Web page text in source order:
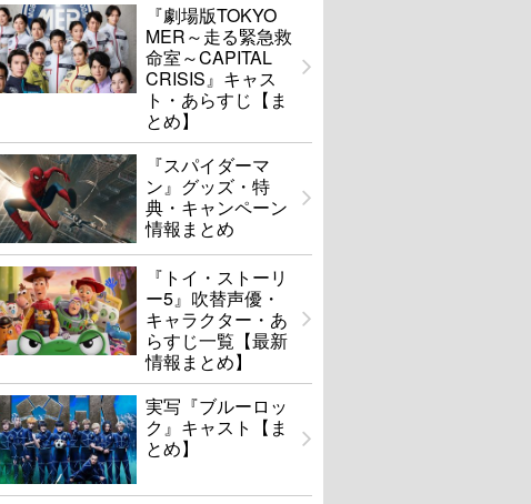
『劇場版TOKYO
MER～走る緊急救
命室～CAPITAL
CRISIS』キャス
ト・あらすじ【ま
とめ】
『スパイダーマ
ン』グッズ・特
典・キャンペーン
情報まとめ
『トイ・ストーリ
ー5』吹替声優・
キャラクター・あ
らすじ一覧【最新
情報まとめ】
実写『ブルーロッ
ク』キャスト【ま
とめ】